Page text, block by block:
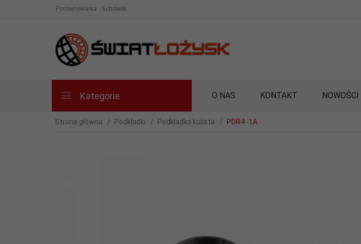
Porównywarka Schowek
Kategorie O NAS KONTAKT NOWOŚCI
Strona główna Podkładki Podkładka kulista PDR4 -1A